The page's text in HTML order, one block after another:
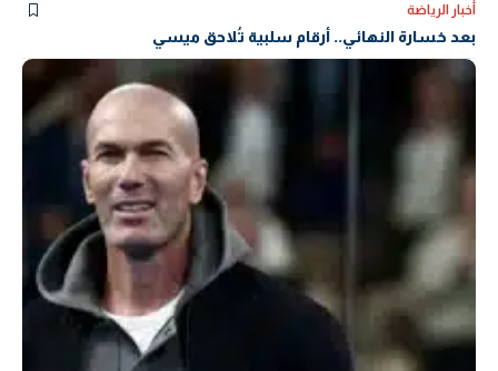
أخبار الرياضة
بعد خسارة النهائي.. أرقام سلبية تُلاحق ميسي